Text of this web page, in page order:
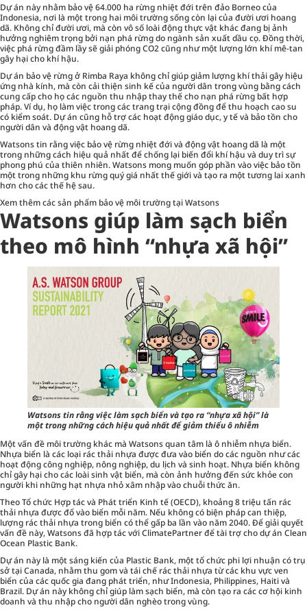
Dự án này nhằm bảo vệ 64.000 ha rừng nhiệt đới trên đảo Borneo của
Indonesia, nơi là một trong hai môi trường sống còn lại của đười ươi hoang
dã. Không chỉ đười ươi, mà còn vô số loài động thực vật khác đang bị ảnh
hưởng nghiêm trọng bởi nạn phá rừng do ngành sản xuất dầu cọ. Đồng thời,
việc phá rừng đầm lầy sẽ giải phóng CO2 cũng như một lượng lớn khí mê-tan
gây hại cho khí hậu.
Dự án bảo vệ rừng ở Rimba Raya không chỉ giúp giảm lượng khí thải gây hiệu
ứng nhà kính, mà còn cải thiện sinh kế của người dân trong vùng bằng cách
cung cấp cho họ các nguồn thu nhập thay thế cho nạn phá rừng bất hợp
pháp. Ví dụ, họ làm việc trong các trang trại cộng đồng để thu hoạch cao su
có kiểm soát. Dự án cũng hỗ trợ các hoạt động giáo dục, y tế và bảo tồn cho
người dân và động vật hoang dã.
Watsons tin rằng việc bảo vệ rừng nhiệt đới và động vật hoang dã là một
trong những cách hiệu quả nhất để chống lại biến đổi khí hậu và duy trì sự
phong phú của thiên nhiên. Watsons mong muốn góp phần vào việc bảo tồn
một trong những khu rừng quý giá nhất thế giới và tạo ra một tương lai xanh
hơn cho các thế hệ sau.
Xem thêm các sản phẩm bảo vệ môi trường tại Watsons
Watsons giúp làm sạch biển
theo mô hình “nhựa xã hội”
Watsons tin rằng việc làm sạch biển và tạo ra “nhựa xã hội” là
một trong những cách hiệu quả nhất để giảm thiểu ô nhiễm
Một vấn đề môi trường khác mà Watsons quan tâm là ô nhiễm nhựa biển.
Nhựa biển là các loại rác thải nhựa được đưa vào biển do các nguồn như các
hoạt động công nghiệp, nông nghiệp, du lịch và sinh hoạt. Nhựa biển không
chỉ gây hại cho các loài sinh vật biển, mà còn ảnh hưởng đến sức khỏe con
người khi những hạt nhựa nhỏ xâm nhập vào chuỗi thức ăn.
Theo Tổ chức Hợp tác và Phát triển Kinh tế (OECD), khoảng 8 triệu tấn rác
thải nhựa được đổ vào biển mỗi năm. Nếu không có biện pháp can thiệp,
lượng rác thải nhựa trong biển có thể gấp ba lần vào năm 2040. Để giải quyết
vấn đề này, Watsons đã hợp tác với ClimatePartner để tài trợ cho dự án Clean
Ocean Plastic Bank.
Dự án này là một sáng kiến của Plastic Bank, một tổ chức phi lợi nhuận có trụ
sở tại Canada, nhằm thu gom và tái chế rác thải nhựa từ các khu vực ven
biển của các quốc gia đang phát triển, như Indonesia, Philippines, Haiti và
Brazil. Dự án này không chỉ giúp làm sạch biển, mà còn tạo ra các cơ hội kinh
doanh và thu nhập cho người dân nghèo trong vùng.